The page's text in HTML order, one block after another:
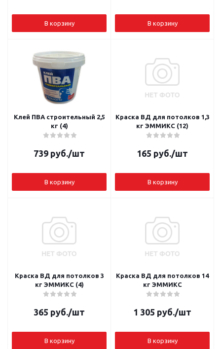
В корзину В корзину
Клей ПВА строительный 2,5
кг (4)
739 руб./шт
В корзину
Краска ВД для потолков 1,3
кг ЭММИКС (12)
165 руб./шт
В корзину
Краска ВД для потолков 3
кг ЭММИКС (4)
365 руб./шт
В корзину
Краска ВД для потолков 14
кг ЭММИКС
1 305 руб./шт
В корзину